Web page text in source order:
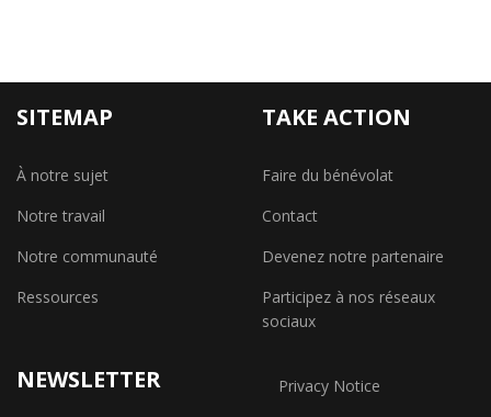
SITEMAP
À notre sujet
Notre travail
Notre communauté
Ressources
TAKE ACTION
Faire du bénévolat
Contact
Devenez notre partenaire
Participez à nos réseaux
sociaux
NEWSLETTER Privacy Notice